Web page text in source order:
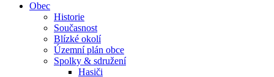
Obec
Historie
Současnost
Blízké okolí
Územní plán obce
Spolky & sdružení
Hasiči